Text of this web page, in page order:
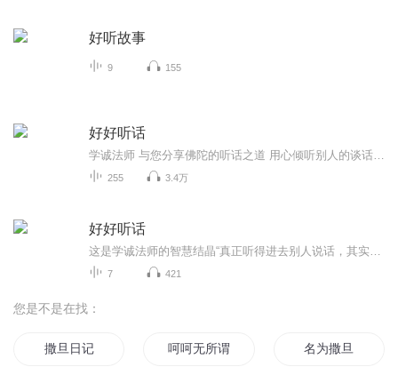
好听故事
9 155
好好听话
255 3.4万
好好听话
7 421
您是不是在找：
撒旦日记 呵呵无所谓 名为撒旦